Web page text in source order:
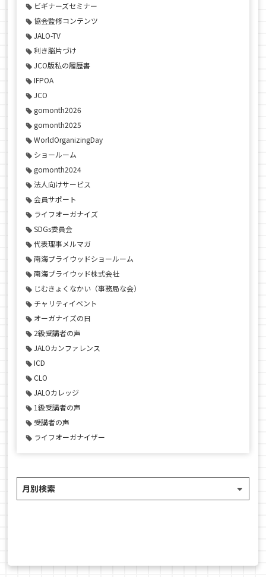
ビギナーズセミナー
協会監修コンテンツ
JALO-TV
利き脳片づけ
JCO版私の履歴書
IFPOA
JCO
gomonth2026
gomonth2025
WorldOrganizingDay
ショールーム
gomonth2024
法人向けサービス
会員サポート
ライフオーガナイズ
SDGs委員会
代表理事メルマガ
南海プライウッドショールーム
南海プライウッド株式会社
じむきょくなかい（事務局な会）
チャリティイベント
オーガナイズの日
2級受講者の声
JALOカンファレンス
ICD
CLO
JALOカレッジ
1級受講者の声
受講者の声
ライフオーガナイザー